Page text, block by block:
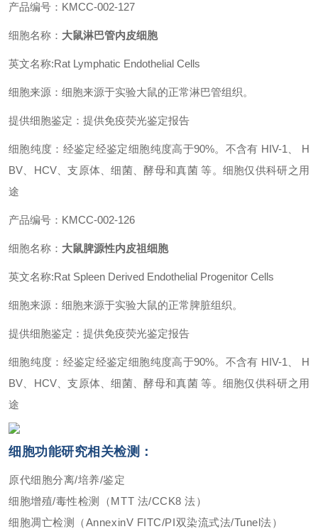
产品编号：KMCC-002-127
细胞名称： 大鼠淋巴管内皮细胞
英文名称:Rat Lymphatic Endothelial Cells
细胞来源：细胞来源于实验大鼠的正常淋巴管组织。
提供细胞鉴定：提供免疫荧光鉴定报告
细胞纯度：经鉴定经鉴定细胞纯度高于90%。不含有 HIV-1、 H
BV、HCV、支原体、细菌、酵母和真菌 等。细胞仅供科研之用
途
产品编号：KMCC-002-126
细胞名称： 大鼠脾源性内皮祖细胞
英文名称:Rat Spleen Derived Endothelial Progenitor Cells
细胞来源：细胞来源于实验大鼠的正常脾脏组织。
提供细胞鉴定：提供免疫荧光鉴定报告
细胞纯度：经鉴定经鉴定细胞纯度高于90%。不含有 HIV-1、 H
BV、HCV、支原体、细菌、酵母和真菌 等。细胞仅供科研之用
途
细胞功能研究相关检测：
原代细胞分离/培养/鉴定
细胞增殖/毒性检测（MTT 法/CCK8 法）
细胞凋亡检测（AnnexinV FITC/PI双染流式法/Tunel法）